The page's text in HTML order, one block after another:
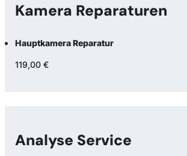
Kamera Reparaturen
Hauptkamera Reparatur
119,00 €
Analyse Service